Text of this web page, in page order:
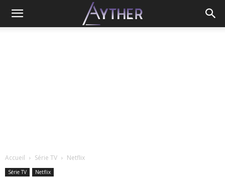
Accueil Série TV Netflix
Série TV Netflix